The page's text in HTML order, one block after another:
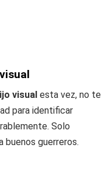
visual esta vez, no te
para identificar
Solo
buenos guerreros.